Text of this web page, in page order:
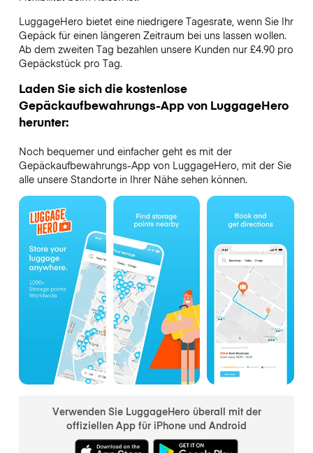
LuggageHero bietet eine niedrigere Tagesrate, wenn Sie Ihr
Gepäck für einen längeren Zeitraum bei uns lassen wollen.
Ab dem zweiten Tag bezahlen unsere Kunden nur £4.90 pro
Gepäckstück pro Tag.
Laden Sie sich die kostenlose
Gepäckaufbewahrungs-App von LuggageHero
herunter:
Noch bequemer und einfacher geht es mit der
Gepäckaufbewahrungs-App von LuggageHero, mit der Sie
alle unsere Standorte in Ihrer Nähe sehen können.
Verwenden Sie LuggageHero überall mit der
offiziellen App für iPhone und Android